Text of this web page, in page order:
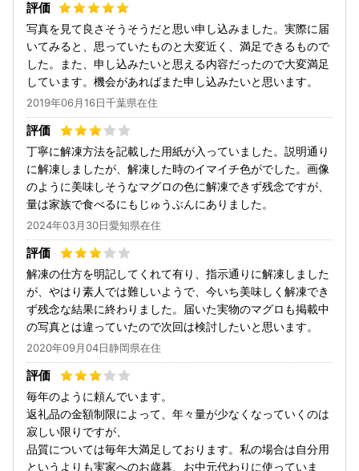
写真を見て良さそうそうだと思い申し込みました。実際に届
いてみると、思っていたものと大変近く、満足できるもので
した。また、申し込みたいと思える内容だったので大変満足
しています。機会があればまた申し込みたいと思います。
2019年06月16日千葉県在住
丁寧に解凍方法を記載した用紙が入っていました。説明通り
に解凍しましたが、解凍した時のイマイチ色がでした。画像
のように美味しそうなマグロの色に解凍できず残念ですが、
量は家族で食べるにもじゅうぶんにありました。
2024年03月30日愛知県在住
解凍の仕方を明記してくれて有り、指示通りに解凍しました
が、やはり素人では難しいようで、今いち美味しく解凍でき
ず残念な結果に終わりました。届いた実物のマグロも掲載中
の写真とは違っていたので次回は検討したいと思います。
2020年09月04日静岡県在住
毎年のように頼んでいます。
返礼品の金額制限によって、年々量が少なくなっていくのは
寂しい限りですが、
品質については毎年大満足しております。私の場合は自分用
というよりも実家へのお歳暮、お中元代わりに使っていま